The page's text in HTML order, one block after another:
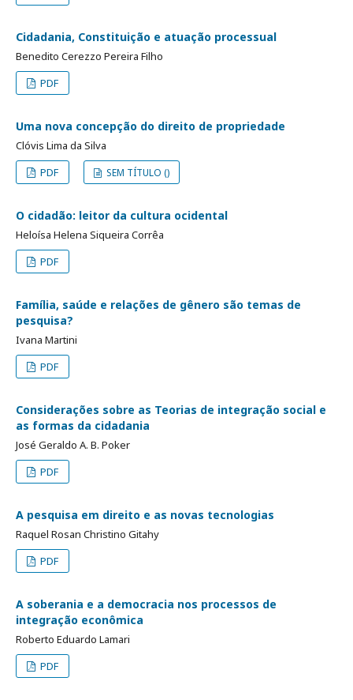
Cidadania, Constituição e atuação processual
Benedito Cerezzo Pereira Filho
PDF
Uma nova concepção do direito de propriedade
Clóvis Lima da Silva
PDF
SEM TÍTULO ()
O cidadão: leitor da cultura ocidental
Heloísa Helena Siqueira Corrêa
PDF
Família, saúde e relações de gênero são temas de
pesquisa?
Ivana Martini
PDF
Considerações sobre as Teorias de integração social e
as formas da cidadania
José Geraldo A. B. Poker
PDF
A pesquisa em direito e as novas tecnologias
Raquel Rosan Christino Gitahy
PDF
A soberania e a democracia nos processos de
integração econômica
Roberto Eduardo Lamari
PDF